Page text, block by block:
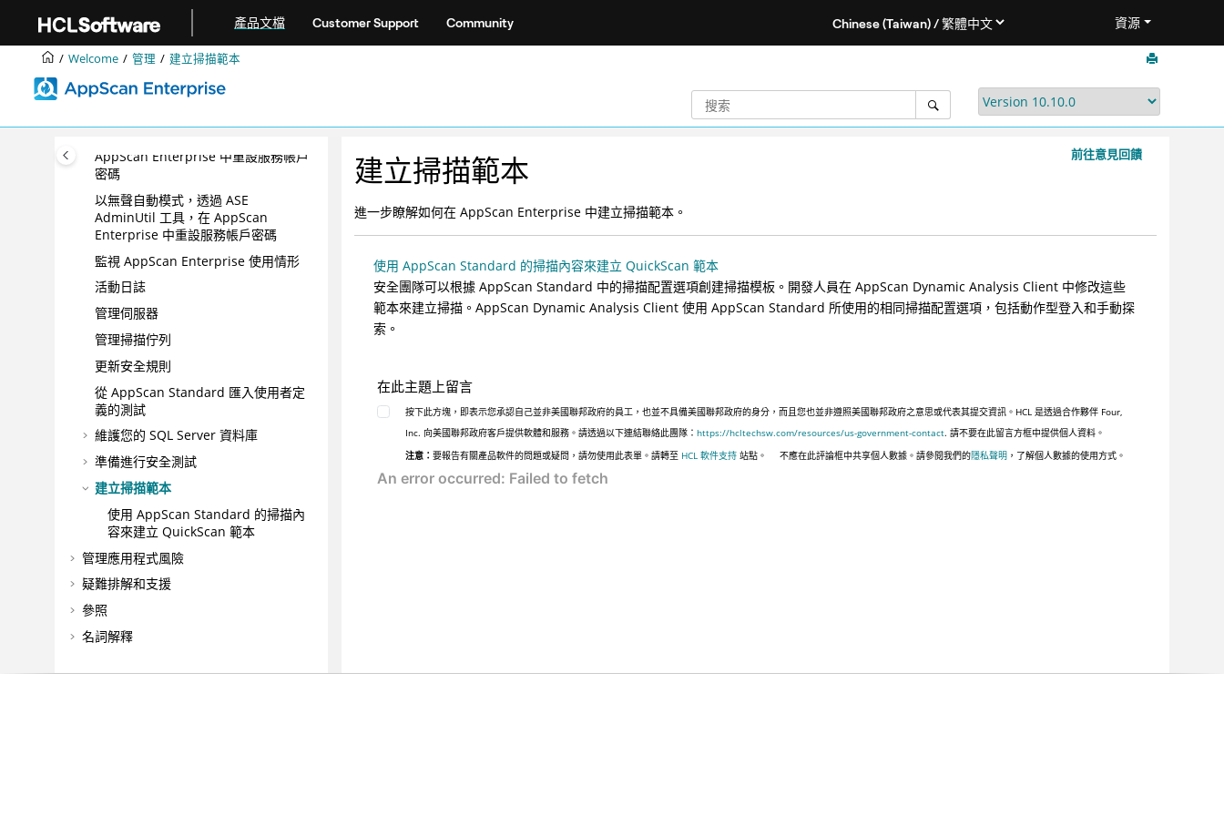
產品文檔 Customer Support Community 資源
Welcome 管理 建立掃描範本
AppScan Enterprise 中的 SAML 單
一登入
配置 AI 設定
配置和下載 Enterprise Console 和
AppScan Enterprise 中重設服務帳戶
密碼
以無聲自動模式，透過 ASE
AdminUtil 工具，在 AppScan
Enterprise 中重設服務帳戶密碼
監視 AppScan Enterprise 使用情形
活動日誌
管理伺服器
管理掃描佇列
更新安全規則
從 AppScan Standard 匯入使用者定
義的測試
維護您的 SQL Server 資料庫
準備進行安全測試
建立掃描範本
使用 AppScan Standard 的掃描內
容來建立 QuickScan 範本
管理應用程式風險
疑難排解和支援
參照
名詞解釋
前往意見回饋
建立掃描範本
進一步瞭解如何在 AppScan Enterprise 中建立掃描範本。
使用 AppScan Standard 的掃描內容來建立 QuickScan 範本
安全團隊可以根據 AppScan Standard 中的掃描配置選項創建掃描模板。開發人員在 AppScan Dynamic Analysis Client 中修改這些
範本來建立掃描。AppScan Dynamic Analysis Client 使用 AppScan Standard 所使用的相同掃描配置選項，包括動作型登入和手動探
索。
在此主題上留言
按下此方塊，即表示您承認自己並非美國聯邦政府的員工，也並不具備美國聯邦政府的身分，而且您也並非遵照美國聯邦政府之意思或代表其提交資訊。HCL 是透過合作夥伴 Four,
Inc. 向美國聯邦政府客戶提供軟體和服務。請透過以下連結聯絡此團隊：https://hcltechsw.com/resources/us-government-contact. 請不要在此留言方框中提供個人資料。
注意：要報告有關產品軟件的問題或疑問，請勿使用此表單。請轉至 HCL 軟件支持 站點。 不應在此評論框中共享個人數據。請參閱我們的隱私聲明 ，了解個人數據的使用方式。